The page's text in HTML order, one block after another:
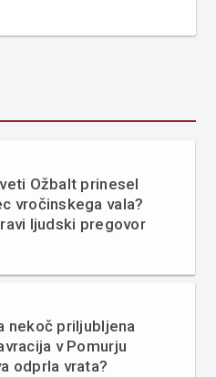
Ožbalt prinesel
vročinskega vala?
ljudski pregovor
nekoč priljubljena
v Pomurju
odprla vrata?